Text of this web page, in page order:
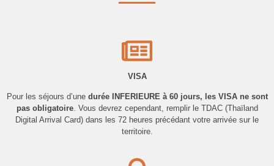
VISA
Pour les séjours d’une durée INFERIEURE à 60 jours, les VISA ne sont
pas obligatoire. Vous devrez cependant, remplir le TDAC (Thaïland
Digital Arrival Card) dans les 72 heures précédant votre arrivée sur le
territoire.